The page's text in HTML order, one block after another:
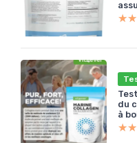
du
à